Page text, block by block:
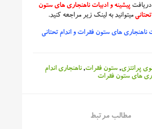
دریافتپیشینه و ادبیات ناهنجاری های ستون
میتوانید به لینک زیر مراجعه کنید.
ناهنجاری های ستون فقرات و اندام تحتانی
پرانتزی,ستون فقرات,ناهنجاری اندام
های ستون فقرات
مطالب مرتبط